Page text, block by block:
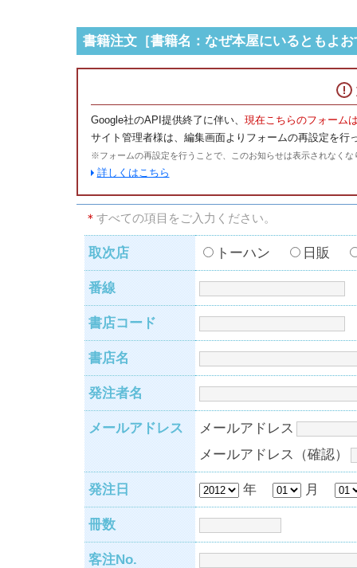
書籍注文［書籍名：なぜ本屋にいるともよ
Google社のAPI提供終了に伴い、 現在こちらのフォーム
サイト管理者様は、編集画面よりフォームの再設定を行
※フォームの再設定を行うことで、このお知らせは表示されなくな
詳しくはこちら
＊ すべての項目をご入力ください。
取次店 トーハン 日販
番線
書店コード
書店名
発注者名
メールアドレス
メールアドレス
メールアドレス（確認）
発注日 年 月
冊数
客注No.